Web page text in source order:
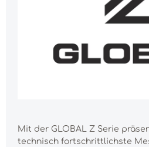
Mit der GLOBAL Z Serie
technisch fortschrittlichste